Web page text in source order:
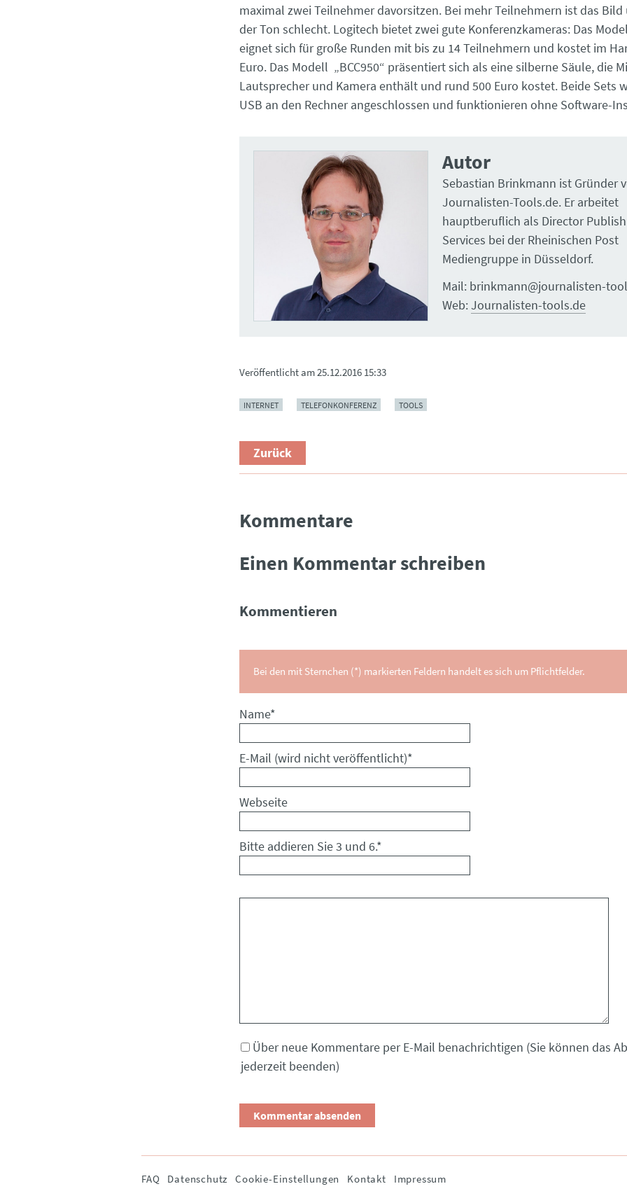
maximal zwei Teilnehmer davorsitzen. Bei mehr Teilnehmern ist das
der Ton schlecht. Logitech bietet zwei gute Konferenzkameras: Das
eignet sich für große Runden mit bis zu 14 Teilnehmern und kostet im
Euro. Das Modell „BCC950“ präsentiert sich als eine silberne Säule, die
Lautsprecher und Kamera enthält und rund 500 Euro kostet. Beide Sets
USB an den Rechner angeschlossen und funktionieren ohne Software-
Autor
Sebastian Brinkmann ist Gründer
Journalisten-Tools.de. Er arbeitet
hauptberuflich als Director
Services bei der Rheinischen Post
Mediengruppe in Düsseldorf.
Mail: brinkmann@journalisten-
Web:Journalisten-tools.de
Veröffentlicht am25.12.2016 15:33
INTERNET TELEFONKONFERENZ TOOLS
Zurück
Kommentare
Einen Kommentar schreiben
Kommentieren
Bei den mit Sternchen (*) markierten Feldern handelt es sich um Pflichtfelder.
Pflichtfeld
Name*
Pflichtfeld
E-Mail (wird nicht veröffentlicht)*
Webseite
Bitte addieren Sie 3 und 6.*
Über neue Kommentare per E-Mail benachrichtigen (Sie können das
jederzeit beenden)
Navigation
FAQ Datenschutz Cookie-Einstellungen Kontakt Impressum